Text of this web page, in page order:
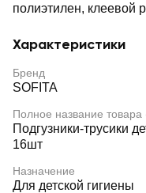
полиэтилен, клеевой
Характеристики
Бренд
SOFITA
Полное название товара
Подгузники-трусики
16шт
Назначение
Для детской гигиены